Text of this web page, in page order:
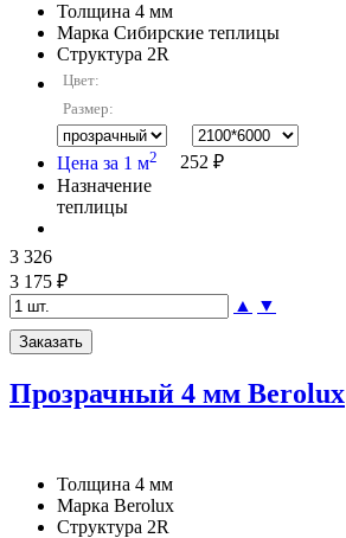
Толщина 4 мм
Марка Сибирские теплицы
Структура 2R
Цвет:
Размер:
Цена за 1 м2
252 ₽
Назначение
теплицы
3 326
3 175 ₽
▲
▼
Прозрачный 4 мм Berolux
Толщина 4 мм
Марка Berolux
Структура 2R